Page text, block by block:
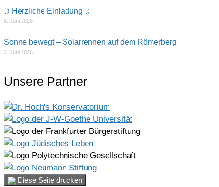
♫ Herzliche Einladung ♫
8. Juni 2026
Sonne bewegt – Solarrennen auf dem Römerberg
3. Juni 2026
Unsere Partner
Diese Seite drucken